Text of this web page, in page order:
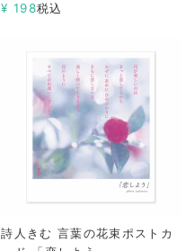
¥ 198税込
詩人きむ 言葉の花束ポストカ